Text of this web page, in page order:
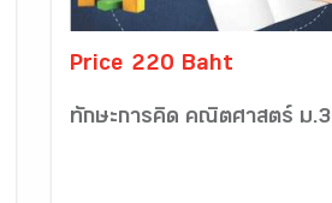
Price 220 Baht
ทักษะการคิด คณิตศาสตร์ ม.3